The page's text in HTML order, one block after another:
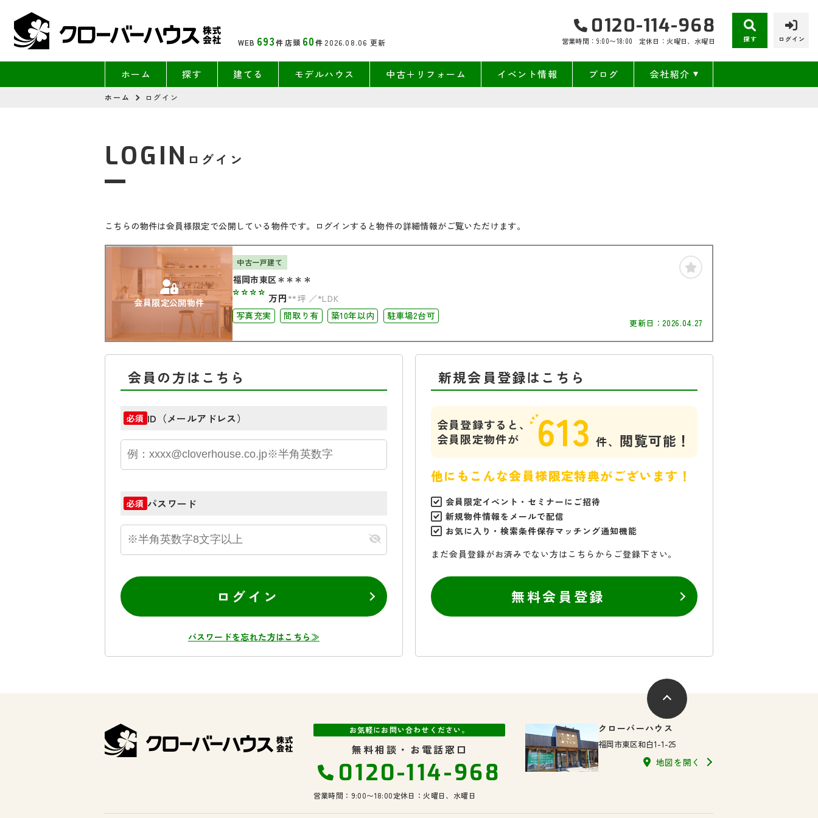
WEB 693件 店頭 60件 2026.08.06 更新
0120-114-968
営業時間：9:00〜18:00 定休日：火曜日、水曜日 探す ログイン
ホーム 探す 建てる モデルハウス 中古＋リフォーム イベント情報 ブログ 会社紹介
ホーム ログイン
ログイン
LOGIN
こちらの物件は会員様限定で公開している物件です。ログインすると物件の詳細情報がご覧いただけます。
会員限定公開物件
中古一戸建て
福岡市東区＊＊＊＊
**** 万円 **坪
*LDK
写真充実
間取り有 築10年以内 駐車場2台可
更新日：2026.04.27
会員の方はこちら
必須 ID（メールアドレス）
必須 パスワード
ログイン
パスワードを忘れた方はこちら≫
新規会員登録はこちら
会員登録すると、
会員限定物件が
613 件、 閲覧可能！
他にもこんな会員様限定特典がございます！
会員限定イベント・セミナーにご招待
新規物件情報をメールで配信
お気に入り・検索条件保存マッチング通知機能
まだ会員登録がお済みでない方はこちらからご登録下さい。
無料会員登録
お気軽にお問い合わせください。
無料相談・お電話窓口
0120-114-968
営業時間：9:00〜18:00定休日：火曜日、水曜日
クローバーハウス
福岡市東区和白1-1-25
地図を開く